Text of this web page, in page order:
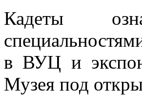
Кадеты
в ВУЦ и
Музея под